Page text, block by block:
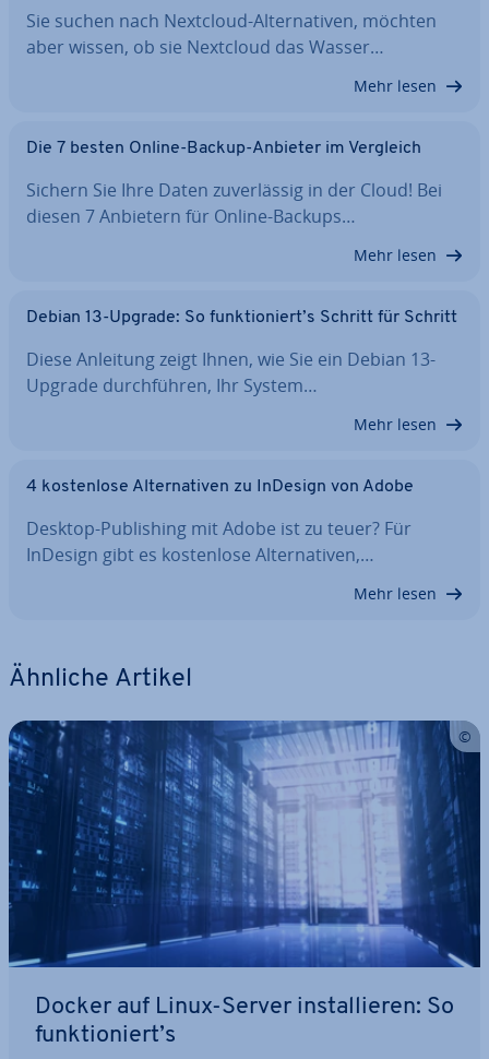
Sie suchen nach Nextcloud-Al­ter­na­ti­ven, möchten
aber wissen, ob sie Nextcloud das Wasser…
Mehr lesen
Die 7 besten Online-Backup-Anbieter im Vergleich
Sichern Sie Ihre Daten zu­ver­läs­sig in der Cloud! Bei
diesen 7 Anbietern für Online-Backups…
Mehr lesen
Debian 13-Upgrade: So funk­tio­niert’s Schritt für Schritt
Diese Anleitung zeigt Ihnen, wie Sie ein Debian 13-
Upgrade durch­füh­ren, Ihr System…
Mehr lesen
4 kos­ten­lo­se Al­ter­na­ti­ven zu InDesign von Adobe
Desktop-Pu­bli­shing mit Adobe ist zu teuer? Für
InDesign gibt es kos­ten­lo­se Al­ter­na­ti­ven,…
Mehr lesen
Ähnliche Artikel
Docker auf Linux-Server in­stal­lie­ren: So
funk­tio­niert’s